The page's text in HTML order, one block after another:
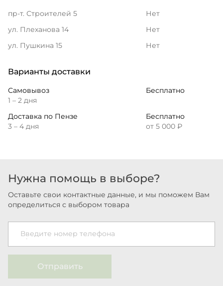
пр-т. Строителей 5
Нет
ул. Плеханова 14
Нет
ул. Пушкина 15
Нет
Варианты доставки
Самовывоз
1 – 2 дня
Бесплатно
Доставка по Пензе
3 – 4 дня
Бесплатно
от 5 000 ₽
Нужна помощь в выборе?
Оставьте свои контактные данные, и мы поможем Вам
определиться с выбором товара
Введите номер телефона
Отправить